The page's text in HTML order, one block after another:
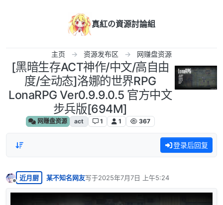
真紅の資源討論組
主页 资源发布区 网赚盘资源
[黑暗生存ACT神作/中文/高自由
度/全动态]洛娜的世界RPG
LonaRPG Ver0.9.9.0.5 官方中文
步兵版[694M]
网赚盘资源 act 1 1 367
登录后回复
离线
近月厨 某不知名网友写于2025年7月7日 上午5:24
最后由 编辑